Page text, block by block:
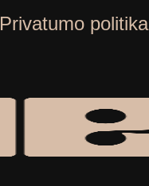
Privatumo politika